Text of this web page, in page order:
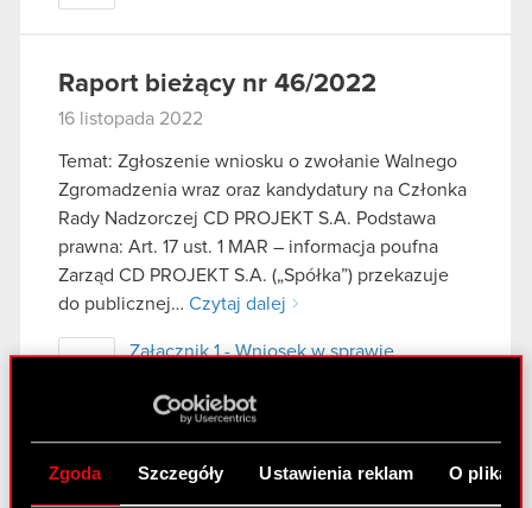
Zgoda Szczegóły Ustawienia reklam O
Raport bieżący nr 46/2022
16 listopada 2022
Temat: Zgłoszenie wniosku o zwołanie Walnego
Zgromadzenia wraz oraz kandydatury na Członka
Rady Nadzorczej CD PROJEKT S.A. Podstawa
prawna: Art. 17 ust. 1 MAR – informacja poufna
Zarząd CD PROJEKT S.A. („Spółka”) przekazuje
do publicznej… Czytaj dalej
Załącznik 1 - Wniosek w sprawie
Załącznik 2 - Oświadczenie odnośnie
pełnienia funkcji